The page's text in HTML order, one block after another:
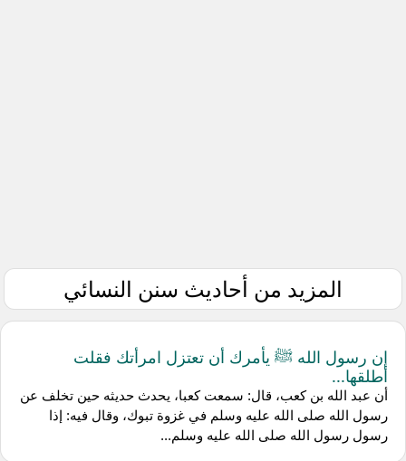
المزيد من أحاديث سنن النسائي
إن رسول الله ﷺ يأمرك أن تعتزل امرأتك فقلت
أطلقها...
أن عبد الله بن كعب، قال: سمعت كعبا، يحدث حديثه حين تخلف عن
رسول الله صلى الله عليه وسلم في غزوة تبوك، وقال فيه: إذا
رسول رسول الله صلى الله عليه وسلم...